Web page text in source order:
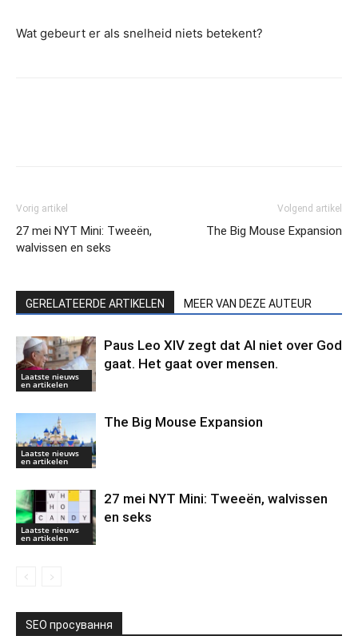
Wat gebeurt er als snelheid niets betekent?
Vorig artikel
27 mei NYT Mini: Tweeën,
walvissen en seks
Volgend artikel
The Big Mouse Expansion
GERELATEERDE ARTIKELEN MEER VAN DEZE AUTEUR
Laatste nieuws
en artikelen
Paus Leo XIV zegt dat AI niet over God
gaat. Het gaat over mensen.
Laatste nieuws
en artikelen
The Big Mouse Expansion
Laatste nieuws
en artikelen
27 mei NYT Mini: Tweeën, walvissen
en seks
SEO просування